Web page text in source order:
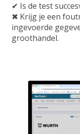
✔ Is de test
✖ Krijg je een
ingevoerde
groothandel.